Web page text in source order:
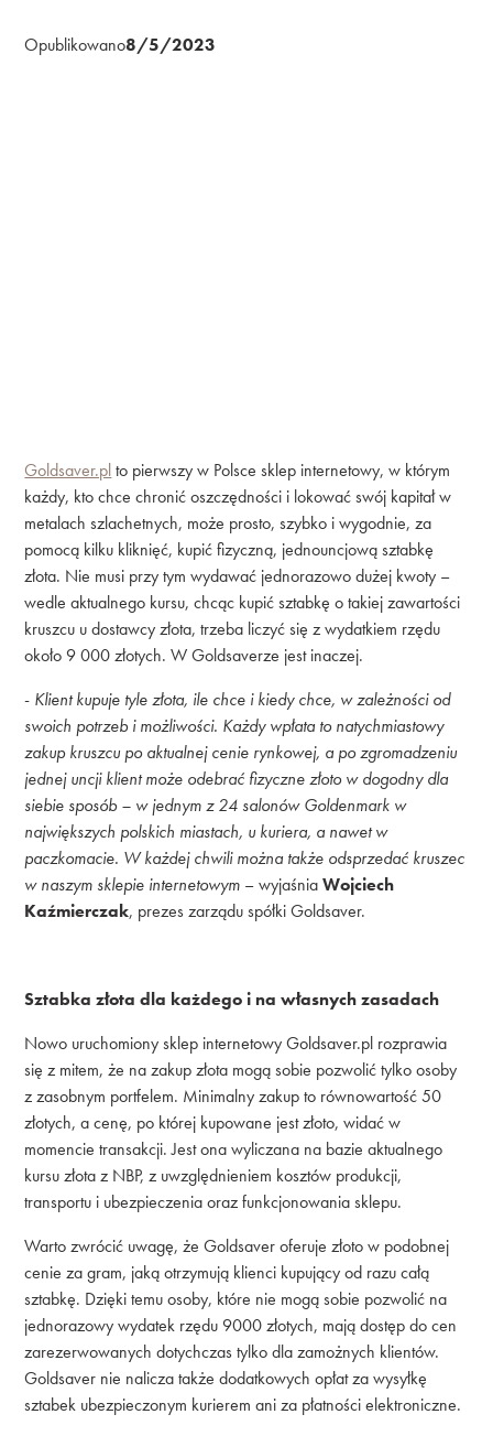
Opublikowano8/5/2023
Goldsaver.plto pierwszy w Polsce sklep internetowy, w którym
każdy, kto chce chronić oszczędności i lokować swój kapitał w
metalach szlachetnych, może prosto, szybko i wygodnie, za
pomocą kilku kliknięć, kupić fizyczną, jednouncjową sztabkę
złota. Nie musi przy tym wydawać jednorazowo dużej kwoty –
wedle aktualnego kursu, chcąc kupić sztabkę o takiej zawartości
kruszcu u dostawcy złota, trzeba liczyć się z wydatkiem rzędu
około 9 000 złotych. W Goldsaverze jest inaczej.
- Klient kupuje tyle złota, ile chce i kiedy chce, w zależności od
swoich potrzeb i możliwości. Każdy wpłata to natychmiastowy
zakup kruszcu po aktualnej cenie rynkowej, a po zgromadzeniu
jednej uncji klient może odebrać fizyczne złoto w dogodny dla
siebie sposób – w jednym z 24 salonów Goldenmark w
największych polskich miastach, u kuriera, a nawet w
paczkomacie. W każdej chwili można także odsprzedać kruszec
w naszym sklepie internetowym – wyjaśniaWojciech
Kaźmierczak, prezes zarządu spółki Goldsaver.
Sztabka złota dla każdego i na własnych zasadach
Nowo uruchomiony sklep internetowy Goldsaver.pl rozprawia
się z mitem, że na zakup złota mogą sobie pozwolić tylko osoby
z zasobnym portfelem. Minimalny zakup to równowartość 50
złotych, a cenę, po której kupowane jest złoto, widać w
momencie transakcji. Jest ona wyliczana na bazie aktualnego
kursu złota z NBP, z uwzględnieniem kosztów produkcji,
transportu i ubezpieczenia oraz funkcjonowania sklepu.
Warto zwrócić uwagę, że Goldsaver oferuje złoto w podobnej
cenie za gram, jaką otrzymują klienci kupujący od razu całą
sztabkę. Dzięki temu osoby, które nie mogą sobie pozwolić na
jednorazowy wydatek rzędu 9000 złotych, mają dostęp do cen
zarezerwowanych dotychczas tylko dla zamożnych klientów.
Goldsaver nie nalicza także dodatkowych opłat za wysyłkę
sztabek ubezpieczonym kurierem ani za płatności elektroniczne.